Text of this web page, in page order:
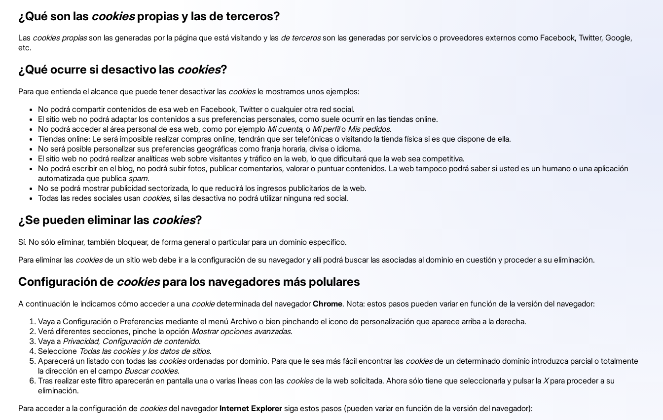
¿Qué son las cookiespropias y las de terceros?
Las cookies propiasson las generadas por la página que está visitando y las de tercerosson las generadas por servicios o proveedores externos como Facebook, Twitter, Google,
etc.
¿Qué ocurre si desactivo las cookies?
Para que entienda el alcance que puede tener desactivar las cookiesle mostramos unos ejemplos:
No podrá compartir contenidos de esa web en Facebook, Twitter o cualquier otra red social.
El sitio web no podrá adaptar los contenidos a sus preferencias personales, como suele ocurrir en las tiendas online.
No podrá acceder al área personal de esa web, como por ejemplo Mi cuenta, o Mi perfilo Mis pedidos.
Tiendas online: Le será imposible realizar compras online, tendrán que ser telefónicas o visitando la tienda física si es que dispone de ella.
No será posible personalizar sus preferencias geográficas como franja horaria, divisa o idioma.
El sitio web no podrá realizar analíticas web sobre visitantes y tráfico en la web, lo que dificultará que la web sea competitiva.
No podrá escribir en el blog, no podrá subir fotos, publicar comentarios, valorar o puntuar contenidos. La web tampoco podrá saber si usted es un humano o una aplicación
automatizada que publica spam.
No se podrá mostrar publicidad sectorizada, lo que reducirá los ingresos publicitarios de la web.
Todas las redes sociales usan cookies, si las desactiva no podrá utilizar ninguna red social.
¿Se pueden eliminar las cookies?
Sí. No sólo eliminar, también bloquear, de forma general o particular para un dominio específico.
Para eliminar las cookiesde un sitio web debe ir a la configuración de su navegador y allí podrá buscar las asociadas al dominio en cuestión y proceder a su eliminación.
Configuración de cookiespara los navegadores más polulares
A continuación le indicamos cómo acceder a una cookiedeterminada del navegador Chrome. Nota: estos pasos pueden variar en función de la versión del navegador:
Vaya a Configuración o Preferencias mediante el menú Archivo o bien pinchando el icono de personalización que aparece arriba a la derecha.
Verá diferentes secciones, pinche la opción Mostrar opciones avanzadas.
Vaya a Privacidad, Configuración de contenido.
Seleccione Todas las cookiesy los datos de sitios.
Aparecerá un listado con todas las cookiesordenadas por dominio. Para que le sea más fácil encontrar las cookiesde un determinado dominio introduzca parcial o totalmente
la dirección en el campo Buscar cookies.
Tras realizar este filtro aparecerán en pantalla una o varias líneas con las cookiesde la web solicitada. Ahora sólo tiene que seleccionarla y pulsar la Xpara proceder a su
eliminación.
Para acceder a la configuración de cookiesdel navegador Internet Explorer siga estos pasos (pueden variar en función de la versión del navegador):